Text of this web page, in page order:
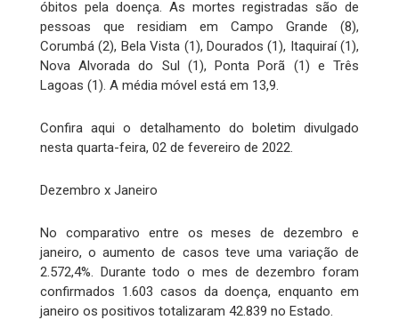
óbitos pela doença. As mortes registradas são de
pessoas que residiam em Campo Grande (8),
Corumbá (2), Bela Vista (1), Dourados (1), Itaquiraí (1),
Nova Alvorada do Sul (1), Ponta Porã (1) e Três
Lagoas (1). A média móvel está em 13,9.
Confira aqui o detalhamento do boletim divulgado
nesta quarta-feira, 02 de fevereiro de 2022.
Dezembro x Janeiro
No comparativo entre os meses de dezembro e
janeiro, o aumento de casos teve uma variação de
2.572,4%. Durante todo o mes de dezembro foram
confirmados 1.603 casos da doença, enquanto em
janeiro os positivos totalizaram 42.839 no Estado.